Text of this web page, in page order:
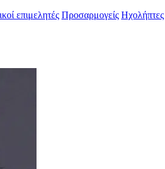
επιμελητές Προσαρμογείς Ηχολήπτες